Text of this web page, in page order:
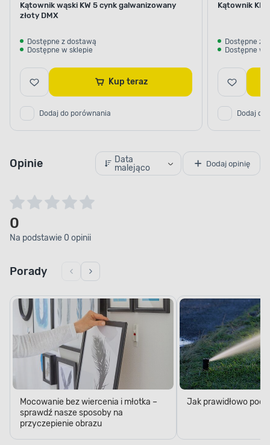
Kątownik wąski KW 5 cynk galwanizowany
złoty DMX
Dostępne z dostawą
Dostępne w sklepie
Kup teraz
Dodaj do porównania
Kątownik KM
Dostępne z
Dostępne w
Dodaj do
Opinie
Data
malejąco
Dodaj opinię
0
Na podstawie 0 opinii
Porady
Mocowanie bez wiercenia i młotka –
sprawdź nasze sposoby na
przyczepienie obrazu
Jak prawidłowo